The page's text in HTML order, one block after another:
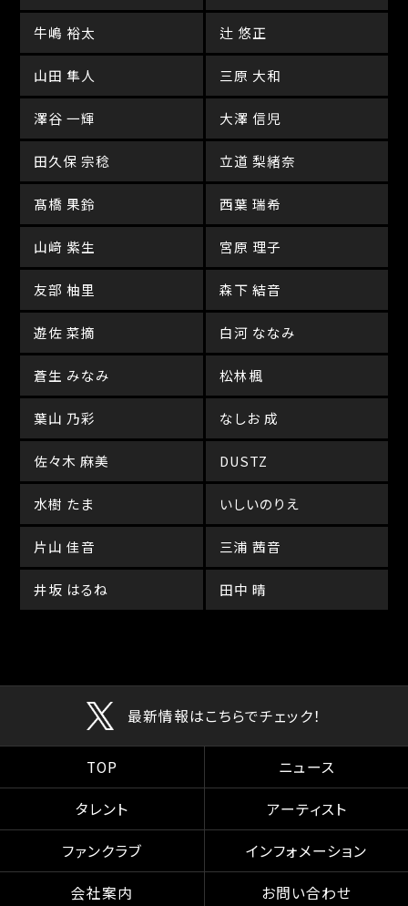
牛嶋 裕太 辻 悠正
山田 隼人 三原 大和
澤谷 一輝 大澤 信児
田久保 宗稔 立道 梨緒奈
髙橋 果鈴 西葉 瑞希
山﨑 紫生 宮原 理子
友部 柚里 森下 結音
遊佐 菜摘 白河 ななみ
蒼生 みなみ 松林楓
葉山 乃彩 なしお 成
佐々木 麻美 DUSTZ
水樹 たま いしいのりえ
片山 佳音 三浦 茜音
井坂 はるね 田中 晴
最新情報はこちらでチェック！
TOP
ニュース
タレント
アーティスト
ファンクラブ
インフォメーション
会社案内
お問い合わせ